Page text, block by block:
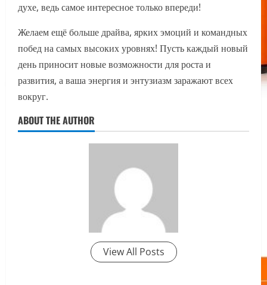
духе, ведь самое интересное только впереди!
Желаем ещё больше драйва, ярких эмоций и командных
побед на самых высоких уровнях! Пусть каждый новый
день приносит новые возможности для роста и
развития, а ваша энергия и энтузиазм заражают всех
вокруг.
ABOUT THE AUTHOR
View All Posts